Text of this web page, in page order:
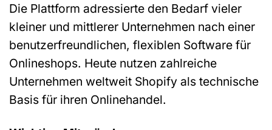
Die Plattform adressierte den Bedarf vieler
kleiner und mittlerer Unternehmen nach einer
benutzerfreundlichen, flexiblen Software für
Onlineshops. Heute nutzen zahlreiche
Unternehmen weltweit Shopify als technische
Basis für ihren Onlinehandel.